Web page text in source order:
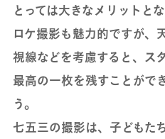
とっては大きなメリットとな
ロケ撮影も魅力的ですが、
視線などを考慮すると、ス
最高の一枚を残すことがで
う。
七五三の撮影は、子どもた